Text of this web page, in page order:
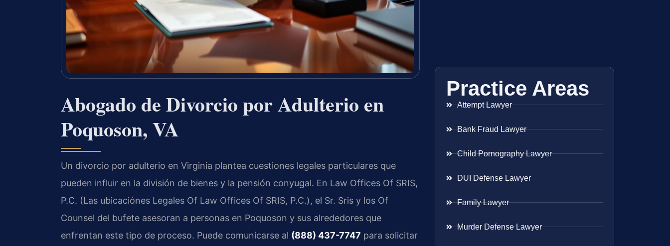
Abogado de Divorcio por Adulterio en
Poquoson, VA
Un divorcio por adulterio en Virginia plantea cuestiones legales particulares que
pueden influir en la división de bienes y la pensión conyugal. En Law Offices Of SRIS,
P.C. (Las ubicaciónes Legales Of Law Offices Of SRIS, P.C.), el Sr. Sris y los Of
Counsel del bufete asesoran a personas en Poquoson y sus alrededores que
enfrentan este tipo de proceso. Puede comunicarse al (888) 437-7747 para solicitar
Practice Areas
Attempt Lawyer
Bank Fraud Lawyer
Child Pornography Lawyer
DUI Defense Lawyer
Family Lawyer
Murder Defense Lawyer